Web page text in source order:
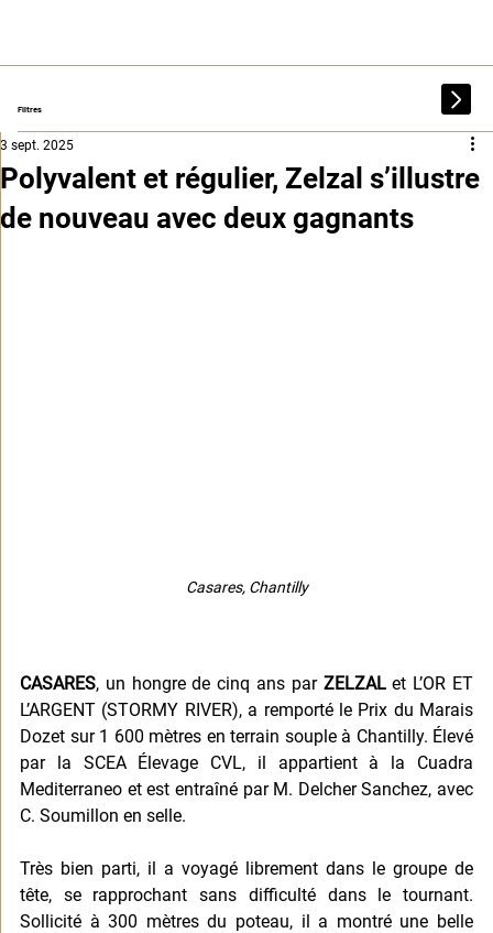
Filtres
Polyvalent et régulier, Zelzal s’illustre
de nouveau avec deux gagnants
3 sept. 2025
Casares, Chantilly
CASARES, un hongre de cinq ans par ZELZAL et L’OR ET
L’ARGENT (STORMY RIVER), a remporté le Prix du Marais
Dozet sur 1 600 mètres en terrain souple à Chantilly. Élevé
par la SCEA Élevage CVL, il appartient à la Cuadra
Mediterraneo et est entraîné par M. Delcher Sanchez, avec
C. Soumillon en selle.
Très bien parti, il a voyagé librement dans le groupe de
tête, se rapprochant sans difficulté dans le tournant.
Sollicité à 300 mètres du poteau, il a montré une belle